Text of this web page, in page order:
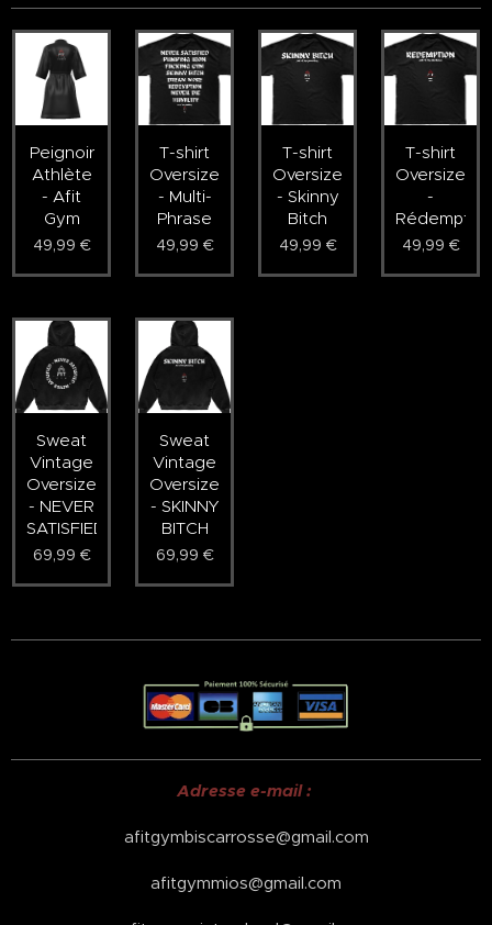
Peignoir
Athlète
- Afit
Gym
49,99 €
T-shirt
Oversized
- Multi-
Phrase
49,99 €
T-shirt
Oversized
- Skinny
Bitch
49,99 €
T-shirt
Oversized
-
49,99 €
Sweat
Vintage
Oversized
- NEVER
SATISFIED
69,99 €
Sweat
Vintage
Oversized
- SKINNY
BITCH
69,99 €
Adresse e-mail :
afitgymbiscarrosse@gmail.com
afitgymmios@gmail.com